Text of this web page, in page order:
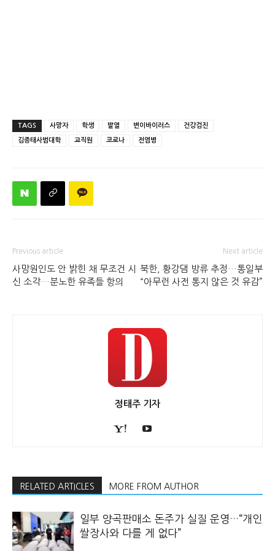
TAGS 사망자 학생 발열 변이바이러스 건강검진
김종태사범대학 교직원 코로나 전염병
Previous article
사망원인도 안 밝힌 채 무조건 시
신 소각…분노한 유족들 항의
Next article
북한, 황강댐 방류 추정…통일부
“아무런 사전 통지 않은 것 유감”
정태주 기자
RELATED ARTICLES MORE FROM AUTHOR
일부 양곡판매소 돈주가 실질 운영…“개인
쌀장사와 다를 게 없다”